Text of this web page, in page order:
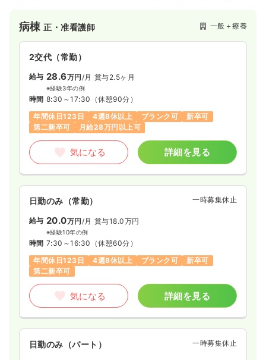
病棟正・准看護師 一般＋療養
2交代（常勤）
給与 28.6万円 /月 賞与2.5ヶ月
※経験3年の例
時間 8:30～17:30 （休憩90分）
年間休日123日
4週8休以上 ブランク可
新卒可
第二新卒可
月給28万円以上可
気になる 詳細を見る
日勤のみ（常勤） 一時募集休止
給与 20.0万円 /月 賞与18.0万円
※経験10年の例
時間 7:30～16:30 （休憩60分）
年間休日123日
4週8休以上 ブランク可
新卒可
第二新卒可
気になる 詳細を見る
日勤のみ（パート） 一時募集休止